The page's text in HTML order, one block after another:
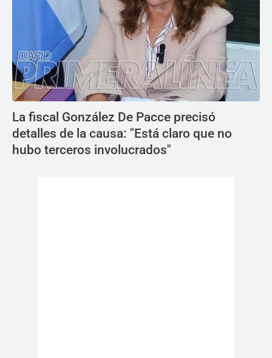
La fiscal González De Pacce precisó
detalles de la causa: "Está claro que no
hubo terceros involucrados"